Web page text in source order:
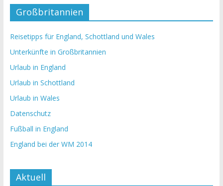
Großbritannien
Reisetipps für England, Schottland und Wales
Unterkünfte in Großbritannien
Urlaub in England
Urlaub in Schottland
Urlaub in Wales
Datenschutz
Fußball in England
England bei der WM 2014
Aktuell